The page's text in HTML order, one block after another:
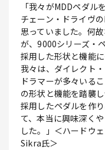
「我々がMDDペダル
チェーン・ドライヴ
思っていました。何
が、9000シリーズ・
採用した形状と機能
我々は、ダイレクト
ドラマーが多々いる
の形状と機能を踏襲
採用したペダルを作
て、本当に興味深く
した。」＜ハードウ
Sikra氏＞